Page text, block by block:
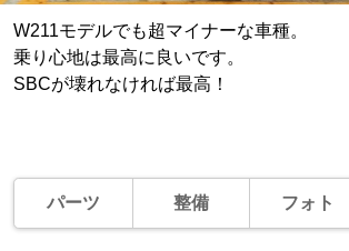
W211モデルでも超マイナーな車種。
乗り心地は最高に良いです。
SBCが壊れなければ最高！
パーツ 整備 フォト